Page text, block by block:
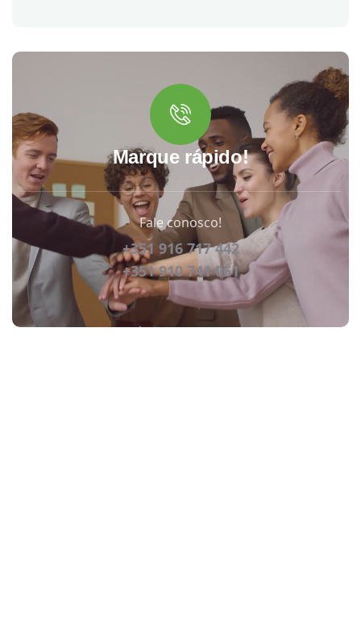
Marque rápido!
Fale conosco!
+351 916 717 442
+351 910 741 061